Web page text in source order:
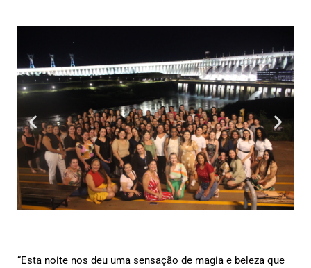
“Esta noite nos deu uma sensação de magia e beleza que